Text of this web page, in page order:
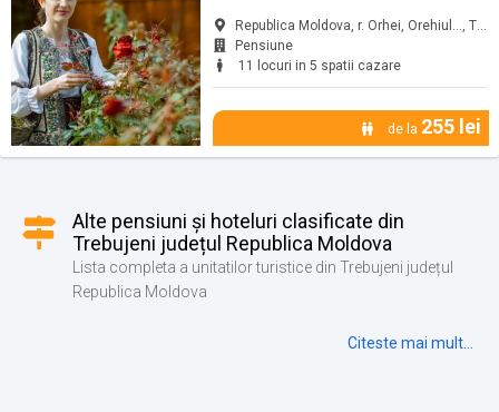
Republica Moldova, r. Orhei, Orehiul..., Trebujeni, jud. Republica Moldova
Pensiune
11 locuri in 5 spatii cazare
de la 255 lei
Alte pensiuni și hoteluri clasificate din
Trebujeni județul Republica Moldova
Lista completa a unitatilor turistice din Trebujeni județul
Republica Moldova
Citeste mai mult...